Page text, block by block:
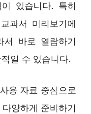
있습니다. 특히
과서 미리보기에
서 바로 열람하기
일 수 있습니다.
용 자료 중심으로
양하게 준비하기